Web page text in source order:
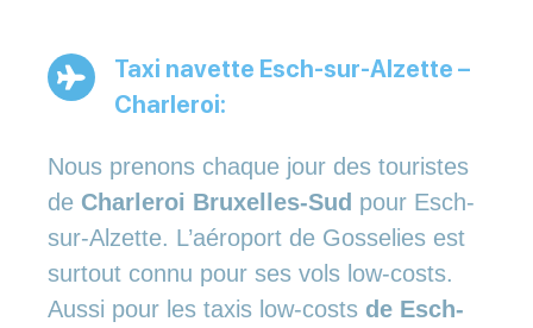
Taxi navette Esch-sur-Alzette –
Charleroi:
Nous prenons chaque jour des touristes
de Charleroi Bruxelles-Sud pour Esch-
sur-Alzette. L’aéroport de Gosselies est
surtout connu pour ses vols low-costs.
Aussi pour les taxis low-costs de Esch-